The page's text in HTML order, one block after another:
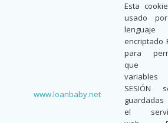
www.loanbaby.net
Esta
usado
lenguaje
encriptado
para
que
SESIÓN
el